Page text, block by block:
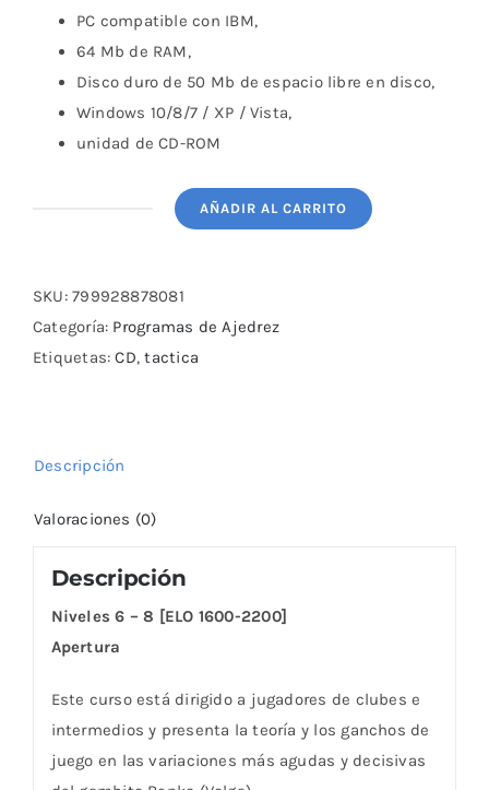
PC compatible con IBM,
64 Mb de RAM,
Disco duro de 50 Mb de espacio libre en disco,
Windows 10/8/7 / XP / Vista,
unidad de CD-ROM
Benko
AÑADIR AL CARRITO
SKU:799928878081
Categoría: Programas de Ajedrez
Etiquetas:CD,tactica
Descripción
Valoraciones (0)
Descripción
Niveles 6 – 8 [ELO 1600-2200]
Apertura
Este curso está dirigido a jugadores de clubes e
intermedios y presenta la teoría y los ganchos de
juego en las variaciones más agudas y decisivas